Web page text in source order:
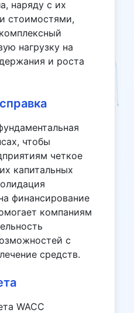
наряду с их
стоимостями,
нагрузку на
и роста
чтобы
четкое
капитальных
финансирование
компаниям
с
средств.
WACC